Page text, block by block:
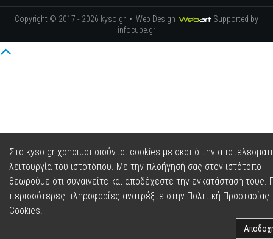
Copyright © 2017 - 2026 kyso.gr • Web Design
Supported by
infocube.gr
Στο kyso.gr χρησιμοποιούνται cookies με σκοπό την
λειτουργία του ιστοτόπου. Με την πλοήγησή σας στον ιστότοπο
θεωρούμε ότι συναινείτε και αποδέχεστε την εγκατάστασή τους.
περισσότερες πληροφορίες ανατρέξτε στην Πολιτική Προστασίας
Cookies.